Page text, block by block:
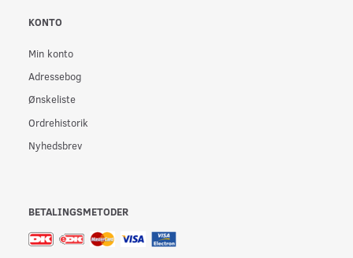
KONTO
Min konto
Adressebog
Ønskeliste
Ordrehistorik
Nyhedsbrev
BETALINGSMETODER